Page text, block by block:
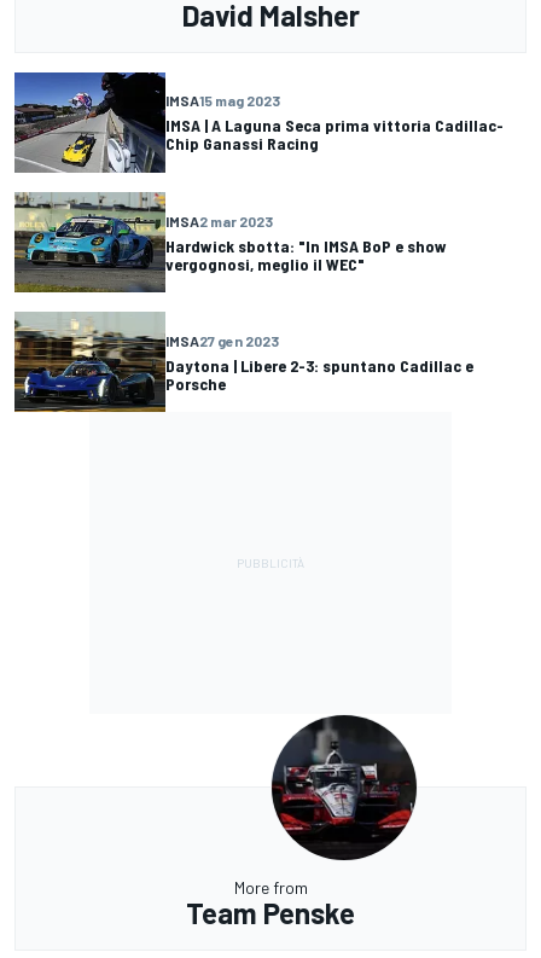
David Malsher
IMSA15 mag 2023
IMSA | A Laguna Seca prima vittoria Cadillac-
Chip Ganassi Racing
IMSA2 mar 2023
Hardwick sbotta: "In IMSA BoP e show
vergognosi, meglio il WEC"
IMSA27 gen 2023
Daytona | Libere 2-3: spuntano Cadillac e
Porsche
More from
Team Penske